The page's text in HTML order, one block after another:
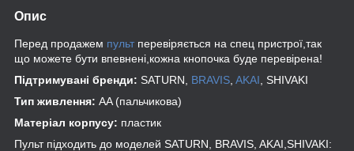
Опис
Перед продажем пульт перевіряється на спец пристрої,так
що можете бути впевнені,кожна кнопочка буде перевірена!
Підтримувані бренди: SATURN, BRAVIS AKAI , SHIVAKI
Тип живлення: AA (пальчикова)
Матеріал корпусу: пластик
Пульт підходить до моделей SATURN, BRAVIS, AKAI,SHIVAKI: